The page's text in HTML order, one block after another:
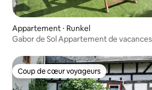
Appartement ⋅ Runkel
Gabor de Sol Appartement de
Coup de cœur voyageurs
Coup de cœur voyageurs